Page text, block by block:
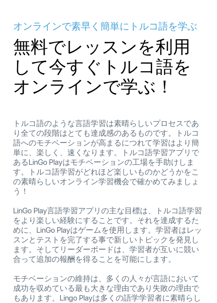
オンラインで素早く簡単にトルコ語を学ぶ
無料でレッスンを利用
して今すぐトルコ語を
オンラインで学ぶ！
トルコ語のような言語学習は素晴らしいプロセスであ
り全ての段階はとても達成感のあるものです。トルコ
語へのモチベーションが高まるにつれて学習はより簡
単に、楽しく、速くなります。トルコ語学習アプリで
あるLinGo Playはモチベーションの工場を手助けしま
す。トルコ語学習がどれほど楽しいものかどうかをこ
の素晴らしいオンライン学習機会で確かめてみましょ
う！
LinGo Play言語学習アプリの主な目標は、トルコ語学習
をより楽しい経験にすることです。それを達成するた
めに、LinGo Playはゲームを使用します。学習者はレッ
スンとテストを完了する事で新しいトピックを発見し
ます。そしてリーダーボードは、学習者が互いに競い
合って追加の報酬を得ることを可能にします。
モチベーションの維持は、多くの人々が言語において
成功を収めている最も大きな理由であり失敗の理由で
もあります。Lingo Playは多くの語学学習者に素晴らし